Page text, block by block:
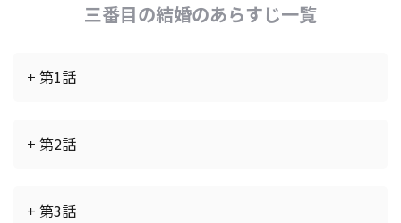
三番目の結婚のあらすじ一覧
+ 第1話
+ 第2話
+ 第3話